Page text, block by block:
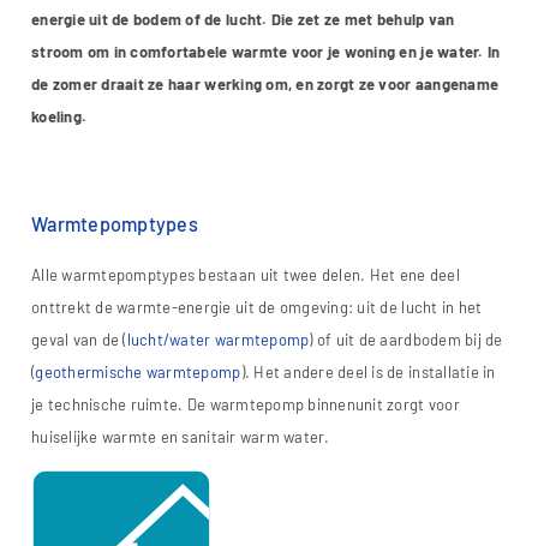
energie uit de bodem of de lucht. Die zet ze met behulp van
stroom om in comfortabele warmte voor je woning en je water. In
de zomer draait ze haar werking om, en zorgt ze voor aangename
koeling.
Warmtepomptypes
Alle warmtepomptypes bestaan uit twee delen. Het ene deel
onttrekt de warmte-energie uit de omgeving: uit de lucht in het
geval van de (lucht/water warmtepomp) of uit de aardbodem bij de
(geothermische warmtepomp). Het andere deel is de installatie in
je technische ruimte. De warmtepomp binnenunit zorgt voor
huiselijke warmte en sanitair warm water.